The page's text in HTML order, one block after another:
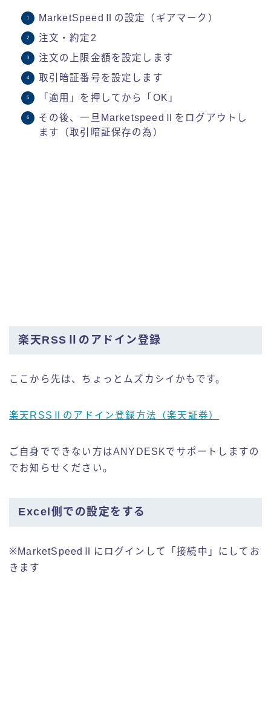
MarketSpeedⅡの設定（ギアマーク）
注文・約定2
注文の上限金額を設定します
取引暗証番号を設定します
「適用」を押してから「OK」
その後、一旦MarketspeedⅡをログアウトし
ます（取引暗証保存の為）
楽天RSSⅡのアドイン登録
ここから先は、ちょっとムズカシイかもです。
楽天RSSⅡのアドイン登録方法（楽天証券）
ご自身でできない方はANYDESKでサポートしますの
でお知らせください。
Excel側での設定をする
※MarketSpeedⅡにログインして「接続中」にしてお
きます